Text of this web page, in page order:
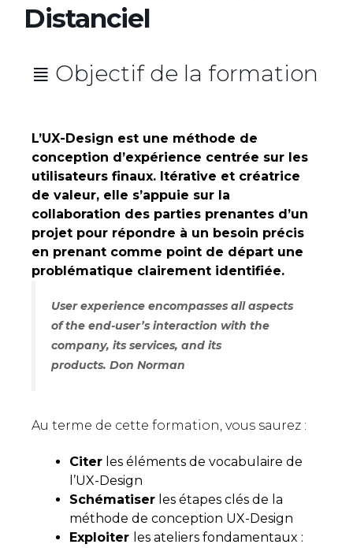
Distanciel
≣ Objectif de la formation
L’UX-Design est une méthode de
conception d’expérience centrée sur les
utilisateurs finaux. Itérative et créatrice
de valeur, elle s’appuie sur la
collaboration des parties prenantes d’un
projet pour répondre à un besoin précis
en prenant comme point de départ une
problématique clairement identifiée.
User experience encompasses all aspects
of the end-user’s interaction with the
company, its services, and its
products. Don Norman
Au terme de cette formation, vous saurez :
Citer les éléments de vocabulaire de
l’UX-Design
Schématiser les étapes clés de la
méthode de conception UX-Design
Exploiter les ateliers fondamentaux :